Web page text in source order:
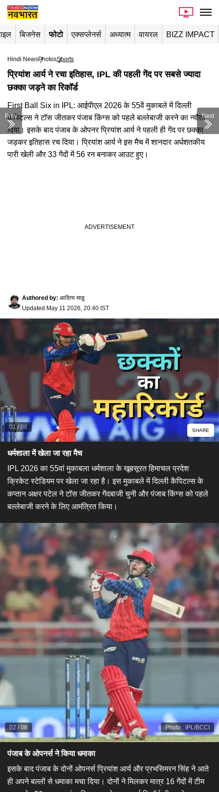
बिजनेस फोटो एक्सप्लेनर्स अध्यात्म वायरल BIZZ IMPACT
Hindi NewsPhotosSports
प्रियांश आर्य ने रचा इतिहास, IPL की पहली गेंद पर सबसे ज्यादा
छक्का जड़ने का रिकॉर्ड
First Ball Six in IPL: आईपीएल 2026 के 55वें मुकाबले में दिल्ली
कैपिटल्स ने टॉस जीतकर पंजाब किंग्स को पहले बल्लेबाजी करने का न्यौता
दिया। इसके बाद पंजाब के ओपनर प्रियांश आर्य ने पहली ही गेंद पर छक्का
जड़कर इतिहास रच दिया। प्रियांश आर्य ने इस मैच में शानदार अर्धशतकीय
पारी खेली और 33 गेंदों में 56 रन बनाकर आउट हुए।
Authored by: आदित्य साहू
Updated May 11 2026, 20:40 IST
01 /08 SHARE
धर्मशाला में खेला जा रहा मैच
IPL 2026 का 55वां मुकाबला धर्मशाला के खूबसूरत हिमाचल प्रदेश
क्रिकेट स्टेडियम पर खेला जा रहा है। इस मुकाबले में दिल्ली कैपिटल्स के
कप्तान अक्षर पटेल ने टॉस जीतकर गेंदबाजी चुनी और पंजाब किंग्स को पहले
बल्लेबाजी करने के लिए आमंत्रित किया।
Photo : IPL/BCCI
02 /08
पंजाब के ओपनर्स ने किया धमाका
इसके बाद पंजाब के दोनों ओपनर्स प्रियांश आर्य और प्रभसिमरन सिंह ने आते
ही अपने बल्लों से धमाका मचा दिया। दोनों ने मिलकर मात्र 16 गेंदों में टीम
Prev Next